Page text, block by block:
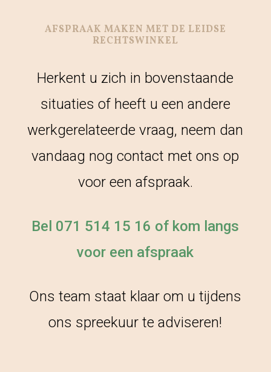
AFSPRAAK MAKEN MET DE LEIDSE
RECHTSWINKEL
Herkent u zich in bovenstaande
situaties of heeft u een andere
werkgerelateerde vraag, neem dan
vandaag nog contact met ons op
voor een afspraak.
Bel 071 514 15 16 of kom langs
voor een afspraak
Ons team staat klaar om u tijdens
ons spreekuur te adviseren!